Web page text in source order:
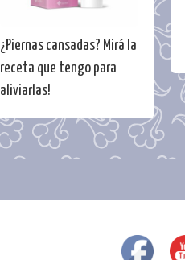
¿Piernas cansadas? Mirá la
receta que tengo para
aliviarlas!